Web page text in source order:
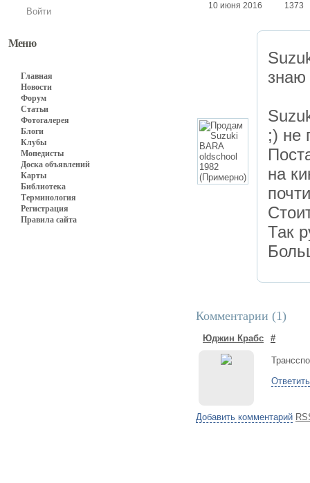
Войти
Меню
Главная
Новости
Форум
Статьи
Фотогалерея
Блоги
Клубы
Мопедисты
Доска объявлений
Карты
Библиотека
Терминология
Регистрация
Правила сайта
10 июня 2016 1373
знаю
;) не
на
Так
Комментарии (1)
Юджин Крабс #
Ответить
Добавить комментарий